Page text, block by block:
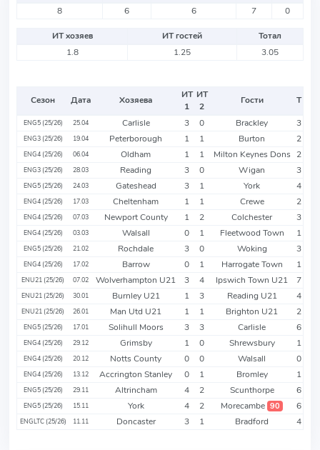
8
6 6 7 0
ИТ хозяев ИТ гостей
Тотал
1.8
1.25 3.05
Сезон Дата Хозяева
ИТ
1
ИТ
2
Гости Т
ENG5 (25/26) 25.04 Carlisle 3 0 Brackley 3
ENG3 (25/26) 19.04 Peterborough 1 1 Burton 2
ENG4 (25/26) 06.04 Oldham 1 1 Milton Keynes Dons 2
ENG3 (25/26) 28.03 Reading 3 0 Wigan 3
ENG5 (25/26) 24.03 Gateshead 3 1 York 4
ENG4 (25/26) 17.03 Cheltenham 1 1 Crewe 2
ENG4 (25/26) 07.03 Newport County 1 2 Colchester 3
ENG4 (25/26) 03.03 Walsall 0 1 Fleetwood Town 1
ENG5 (25/26) 21.02 Rochdale 3 0 Woking 3
ENG4 (25/26) 17.02 Barrow 0 1 Harrogate Town 1
ENU21 (25/26) 07.02 Wolverhampton U21 3 4 Ipswich Town U21 7
ENU21 (25/26) 30.01 Burnley U21 1 3 Reading U21 4
ENU21 (25/26) 26.01 Man Utd U21 1 1 Brighton U21 2
ENG5 (25/26) 17.01 Solihull Moors 3 3 Carlisle 6
ENG4 (25/26) 29.12 Grimsby 1 0 Shrewsbury 1
ENG4 (25/26) 20.12 Notts County 0 0 Walsall 0
ENG4 (25/26) 13.12 Accrington Stanley 0 1 Bromley 1
ENG5 (25/26) 29.11 Altrincham 4 2 Scunthorpe 6
ENG5 (25/26) 15.11 York 4 2 Morecambe 90 6
ENGLTC (25/26) 11.11 Doncaster 3 1 Bradford 4